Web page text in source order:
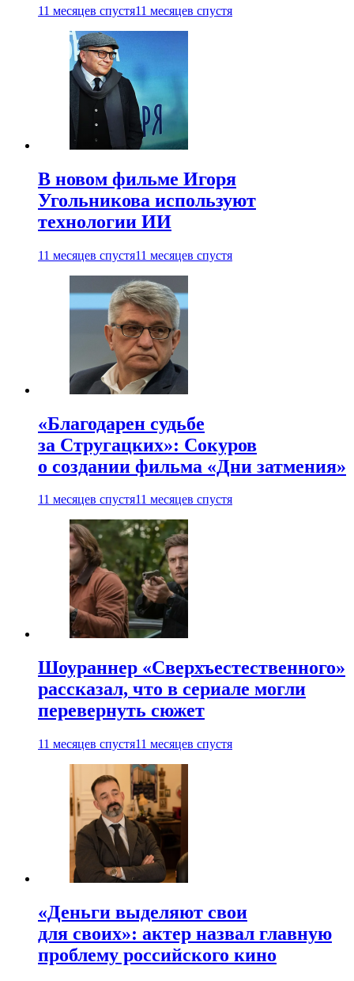
11 месяцев спустя11 месяцев спустя
В новом фильме Игоря
Угольникова используют
технологии ИИ
11 месяцев спустя11 месяцев спустя
«Благодарен судьбе
за Стругацких»: Сокуров
о создании фильма «Дни затмения»
11 месяцев спустя11 месяцев спустя
Шоураннер «Сверхъестественного»
рассказал, что в сериале могли
перевернуть сюжет
11 месяцев спустя11 месяцев спустя
«Деньги выделяют свои
для своих»: актер назвал главную
проблему российского кино